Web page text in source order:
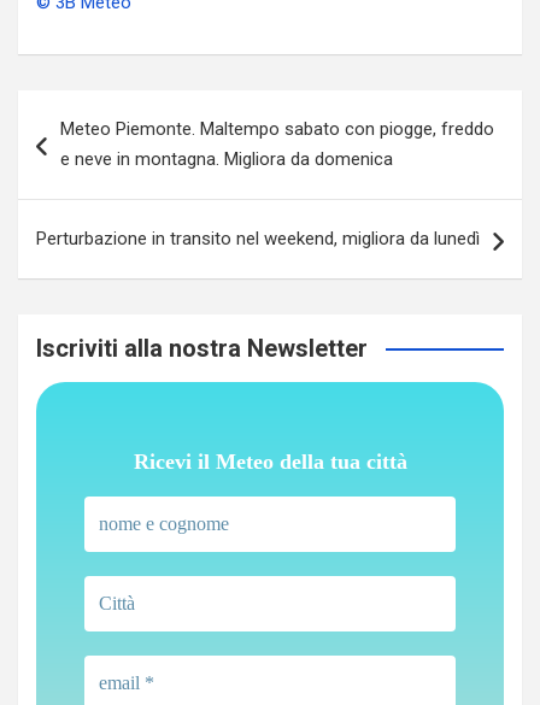
articoli
Meteo Piemonte. Maltempo sabato con piogge, freddo
e neve in montagna. Migliora da domenica
Perturbazione in transito nel weekend, migliora da lunedì
Iscriviti alla nostra Newsletter
Ricevi il Meteo della tua città